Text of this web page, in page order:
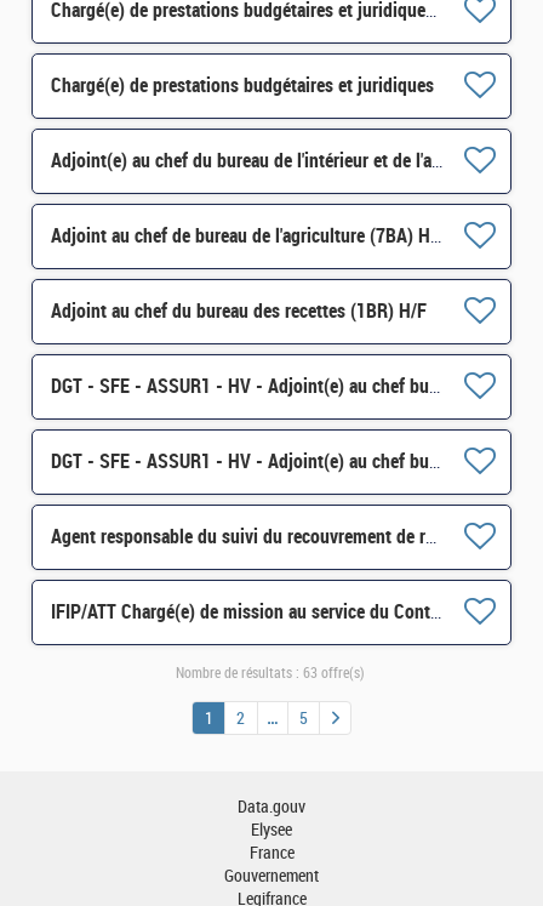
Chargé(e) de prestations budgétaires et juridiques H/F
Chargé(e) de prestations budgétaires et juridiques
Adjoint(e) au chef du bureau de l'intérieur et de l'action gouvernementale (5BIAG) H/F
Adjoint au chef de bureau de l'agriculture (7BA) H/F
Adjoint au chef du bureau des recettes (1BR) H/F
DGT - SFE - ASSUR1 - HV - Adjoint(e) au chef bureau H/F
DGT - SFE - ASSUR1 - HV - Adjoint(e) au chef bureau H/F
Agent responsable du suivi du recouvrement de recettes fiscales et non fiscales H/F
IFIP/ATT Chargé(e) de mission au service du Contrôle Budgétaire Régional (CBR) de la région Normandie
Nombre de résultats : 63 offre(s)
1 2 5
Data.gouv
Elysee
France
Gouvernement
Legifrance